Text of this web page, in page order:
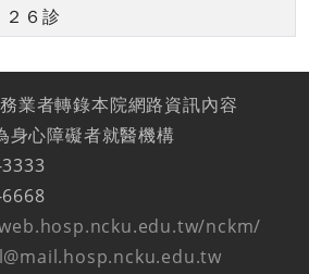
６診
業者轉錄本院網路資訊內容
身心障礙者就醫機構
nckm/